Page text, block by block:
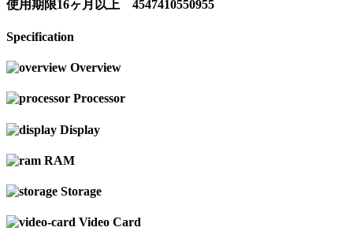
使用期限16ヶ月以上 4547410550955
Specification
Overview
Processor
Display
RAM
Storage
Video Card